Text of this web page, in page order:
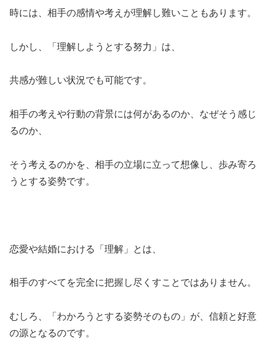
時には、相手の感情や考えが理解し難いこともあります。
しかし、「理解しようとする努力」は、
共感が難しい状況でも可能です。
相手の考えや行動の背景には何があるのか、なぜそう感じ
るのか、
そう考えるのかを、相手の立場に立って想像し、歩み寄ろ
うとする姿勢です。
恋愛や結婚における「理解」とは、
相手のすべてを完全に把握し尽くすことではありません。
むしろ、「わかろうとする姿勢そのもの」が、信頼と好意
の源となるのです。